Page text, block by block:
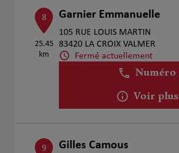
8
25.45
km
Garnier Emmanuelle
105 RUE LOUIS MARTIN
83420 LA CROIX VALMER
Fermé actuellement
Numéro
Voir plus
9 Gilles Camous